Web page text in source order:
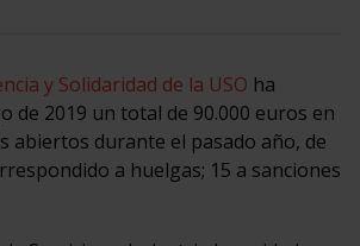
y Solidaridad de la USO ha
de 2019 un total de 90.000 euros en
abiertos durante el pasado año, de
a huelgas; 15 a sanciones